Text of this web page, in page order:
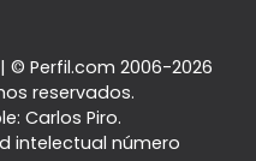
| © Perfil.com 2006-2026
reservados.
Carlos Piro.
intelectual número